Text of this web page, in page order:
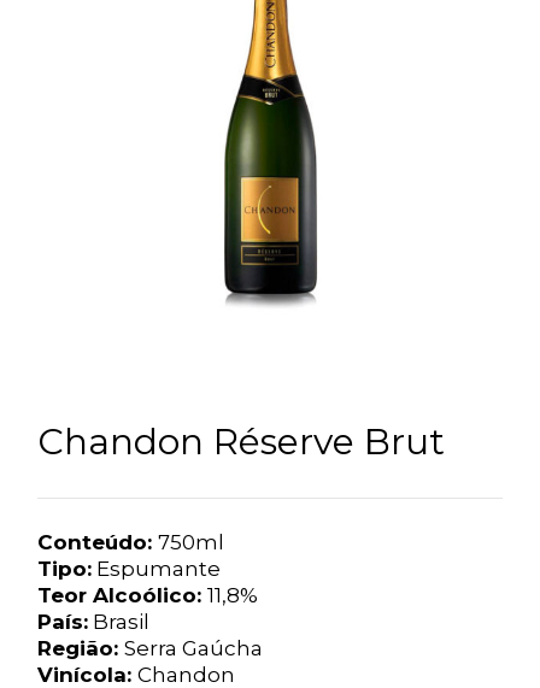
Chandon Réserve Brut
Conteúdo: 750ml
Tipo:Espumante
Teor Alcoólico: 11,8%
País:Brasil
Região: Serra Gaúcha
Vinícola: Chandon